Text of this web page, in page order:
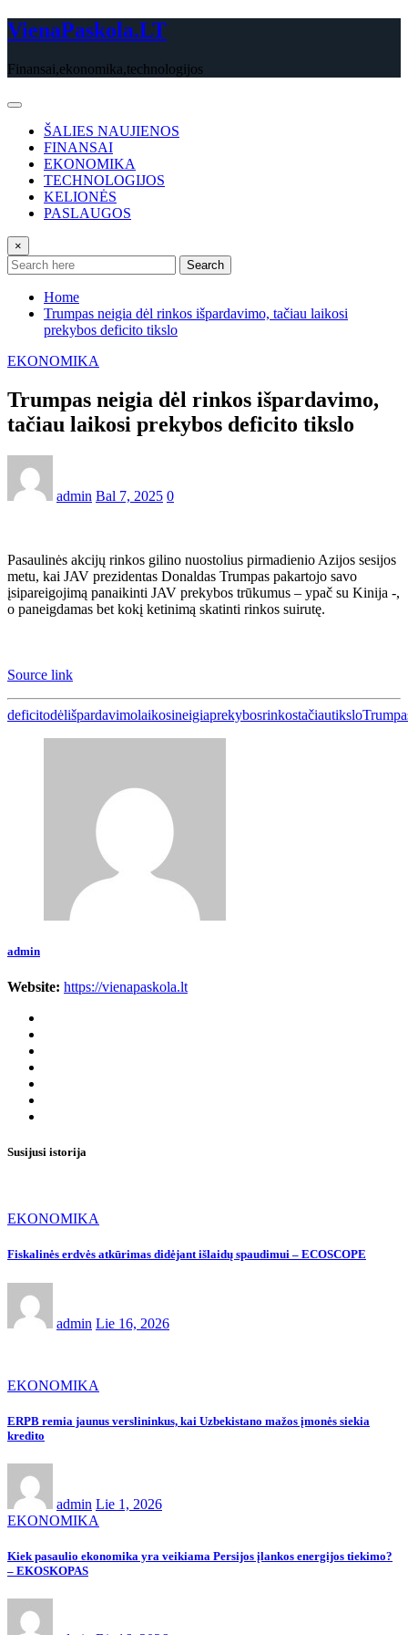
Skip
to
VienaPaskola.LT
Finansai,ekonomika,technologijos
ŠALIES NAUJIENOS
FINANSAI
EKONOMIKA
TECHNOLOGIJOS
KELIONĖS
PASLAUGOS
×
Search
Home
Trumpas neigia dėl rinkos išpardavimo, tačiau laikosi
prekybos deficito tikslo
EKONOMIKA
Trumpas neigia dėl rinkos išpardavimo,
tačiau laikosi prekybos deficito tikslo
admin Bal 7, 2025 0
Pasaulinės akcijų rinkos gilino nuostolius pirmadienio Azijos sesijos
metu, kai JAV prezidentas Donaldas Trumpas pakartojo savo
įsipareigojimą panaikinti JAV prekybos trūkumus – ypač su Kinija -,
o paneigdamas bet kokį ketinimą skatinti rinkos suirutę.
Source link
deficitodėlišpardavimolaikosineigiaprekybosrinkostačiautikslo
admin
Website: https://vienapaskola.lt
Susijusi istorija
EKONOMIKA
Fiskalinės erdvės atkūrimas didėjant išlaidų spaudimui – ECOSCOPE
admin Lie 16, 2026
EKONOMIKA
ERPB remia jaunus verslininkus, kai Uzbekistano mažos įmonės siekia
kredito
admin Lie 1, 2026
EKONOMIKA
Kiek pasaulio ekonomika yra veikiama Persijos įlankos energijos tiekimo?
– EKOSKOPAS